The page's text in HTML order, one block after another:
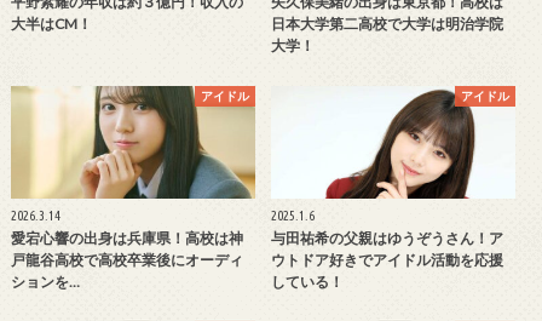
大半はCM！
日本大学第二高校で大学は明治学院
大学！
アイドル
2026.3.14
愛宕心響の出身は兵庫県！高校は神
戸龍谷高校で高校卒業後にオーディ
ションを…
アイドル
2025.1.6
与田祐希の父親はゆうぞうさん！ア
ウトドア好きでアイドル活動を応援
している！